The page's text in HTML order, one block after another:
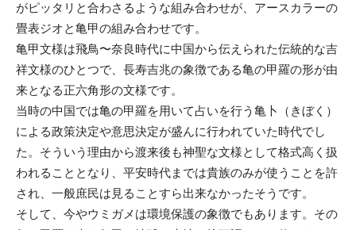
がピッタリと合わさるような組み合わせが、アースカラーの
畳表ジオと亀甲の組み合わせです。
亀甲文様は飛鳥〜奈良時代に中国から伝えられた伝統的な吉
祥文様のひとつで、長寿吉兆の象徴である亀の甲羅の形が由
来となる正六角形の文様です。
当時の中国では亀の甲羅を用いて占いを行う亀卜（きぼく）
による政策決定や意思決定が盛んに行われていた時代でし
た。そういう理由から渡来後も神聖な文様として格式高く扱
われることとなり、平安時代までは貴族のみが使うことを許
され、一般庶民は見ることすら出来なかったそうです。
そして、今やウミガメは環境保護の象徴でもあります。その